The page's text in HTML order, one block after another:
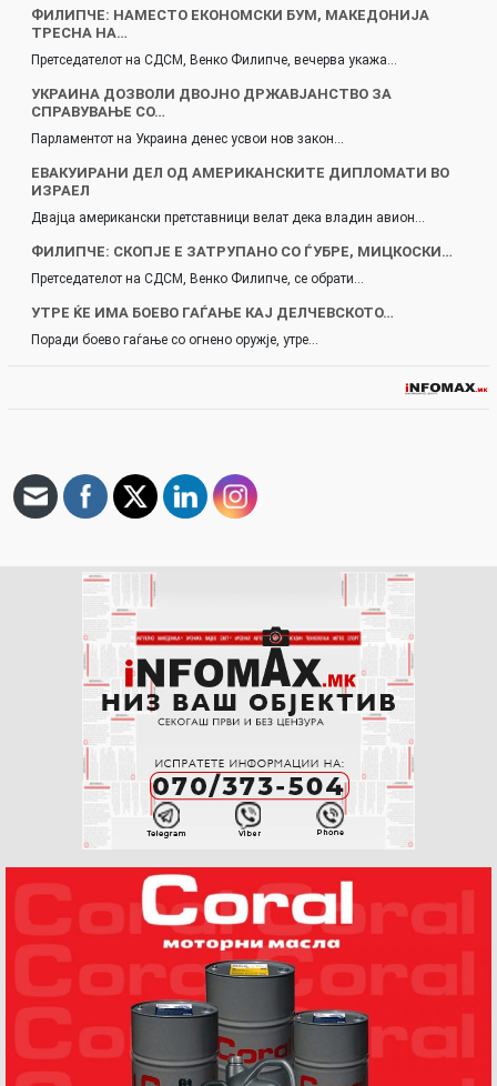
ФИЛИПЧЕ: НАМЕСТО ЕКОНОМСКИ БУМ, МАКЕДОНИЈА
ТРЕСНА НА…
Претседателот на СДСМ, Венко Филипче, вечерва укажа…
УКРАИНА ДОЗВОЛИ ДВОЈНО ДРЖАВЈАНСТВО ЗА
СПРАВУВАЊЕ СО…
Парламентот на Украина денес усвои нов закон…
ЕВАКУИРАНИ ДЕЛ ОД АМЕРИКАНСКИТЕ ДИПЛОМАТИ ВО
ИЗРАЕЛ
Двајца американски претставници велат дека владин авион…
ФИЛИПЧЕ: СКОПЈЕ Е ЗАТРУПАНО СО ЃУБРЕ, МИЦКОСКИ…
Претседателот на СДСМ, Венко Филипче, се обрати…
УТРЕ ЌЕ ИМА БОЕВО ГАЃАЊЕ КАЈ ДЕЛЧЕВСКОТО…
Поради боево гаѓање со огнено оружје, утре…